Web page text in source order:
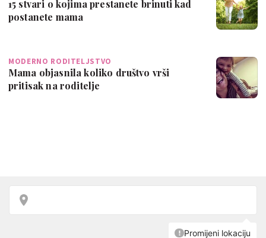
15 stvari o kojima prestanete brinuti kad
postanete mama
MODERNO RODITELJSTVO
Mama objasnila koliko društvo vrši
pritisak na roditelje